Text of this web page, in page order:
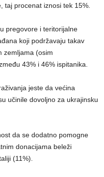
taj procenat iznosi tek 15%.
pregovore i teritorijalne
koji podržavaju takav
zemljama (osim
43% i 46% ispitanika.
jeste da većina
učinile dovoljno za ukrajinsku
da se dodatno pomogne
donacijama beleži
(11%).